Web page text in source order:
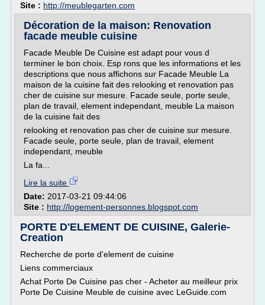
Site : http://meublegarten.com
Décoration de la maison: Renovation
facade meuble cuisine
Facade Meuble De Cuisine est adapt pour vous d
terminer le bon choix. Esp rons que les informations et les
descriptions que nous affichons sur Facade Meuble La
maison de la cuisine fait des relooking et renovation pas
cher de cuisine sur mesure. Facade seule, porte seule,
plan de travail, element independant, meuble La maison
de la cuisine fait des
relooking et renovation pas cher de cuisine sur mesure.
Facade seule, porte seule, plan de travail, element
independant, meuble
La fa...
Lire la suite
Date: 2017-03-21 09:44:06
Site : http://logement-personnes.blogspot.com
PORTE D'ELEMENT DE CUISINE, Galerie-
Creation
Recherche de porte d'element de cuisine
Liens commerciaux
Achat Porte De Cuisine pas cher - Acheter au meilleur prix
Porte De Cuisine Meuble de cuisine avec LeGuide.com